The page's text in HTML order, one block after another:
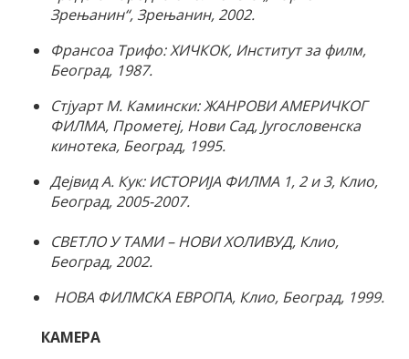
Зрењанин“, Зрењанин, 2002.
Франсоа Трифо: ХИЧКОК, Институт за филм,
Београд, 1987.
Стјуарт М. Камински: ЖАНРОВИ АМЕРИЧКОГ
ФИЛМА, Прометеј, Нови Сад, Југословенска
кинотека, Београд, 1995.
Дејвид А. Кук: ИСТОРИЈА ФИЛМА 1, 2 и 3, Клио,
Београд, 2005-2007.
СВЕТЛО У ТАМИ – НОВИ ХОЛИВУД, Клио,
Београд, 2002.
НОВА ФИЛМСКА ЕВРОПА, Клио, Београд, 1999.
КАМЕРА